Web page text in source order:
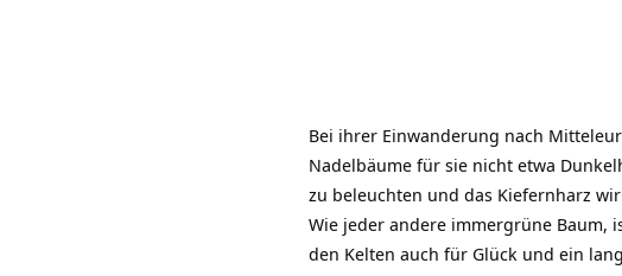
Bei ihrer Einwanderung nach
Nadelbäume für sie nicht etwa
zu beleuchten und das Kiefernharz
Wie jeder andere immergrüne Baum,
den Kelten auch für Glück und ein